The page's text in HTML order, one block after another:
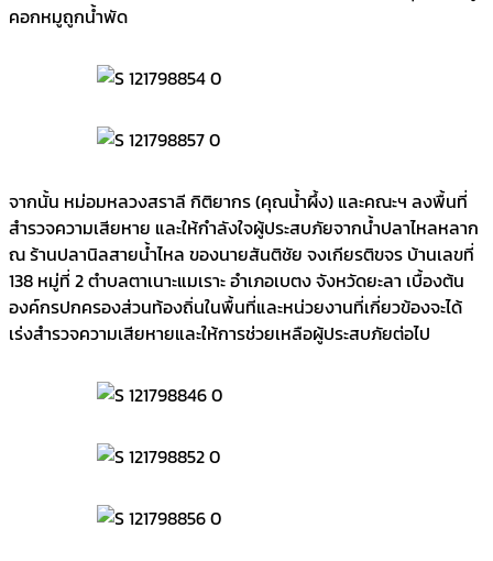
คอกหมูถูกน้ำพัด
จากนั้น หม่อมหลวงสราลี กิติยากร (คุณน้ำผึ้ง) และคณะฯ ลงพื้นที่
สำรวจความเสียหาย และให้กำลังใจผู้ประสบภัยจากน้ำปลาไหลหลาก
ณ ร้านปลานิลสายน้ำไหล ของนายสันติชัย จงเกียรติขจร บ้านเลขที่
138 หมู่ที่ 2 ตำบลตาเนาะแมเราะ อำเภอเบตง จังหวัดยะลา เบื้องต้น
องค์กรปกครองส่วนท้องถิ่นในพื้นที่และหน่วยงานที่เกี่ยวข้องจะได้
เร่งสำรวจความเสียหายและให้การช่วยเหลือผู้ประสบภัยต่อไป